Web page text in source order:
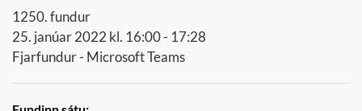
1250. fundur
25. janúar 2022 kl. 16:00 - 17:28
Fjarfundur - Microsoft Teams